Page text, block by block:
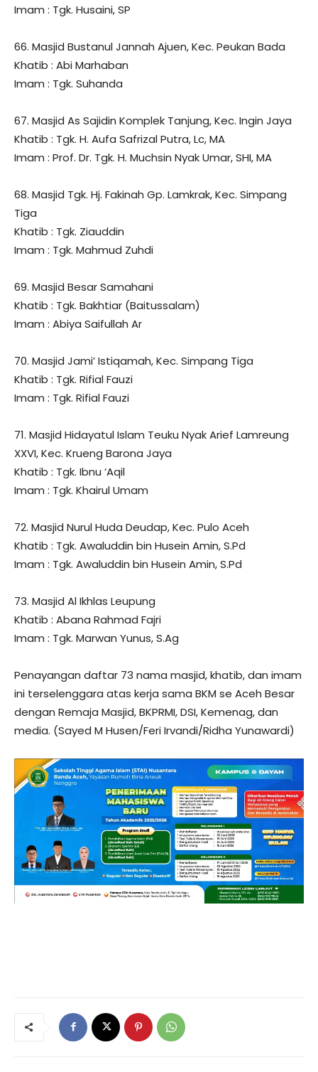
Imam : Tgk. Husaini, SP
66. Masjid Bustanul Jannah Ajuen, Kec. Peukan Bada
Khatib : Abi Marhaban
Imam : Tgk. Suhanda
67. Masjid As Sajidin Komplek Tanjung, Kec. Ingin Jaya
Khatib : Tgk. H. Aufa Safrizal Putra, Lc, MA
Imam : Prof. Dr. Tgk. H. Muchsin Nyak Umar, SHI, MA
68. Masjid Tgk. Hj. Fakinah Gp. Lamkrak, Kec. Simpang
Tiga
Khatib : Tgk. Ziauddin
Imam : Tgk. Mahmud Zuhdi
69. Masjid Besar Samahani
Khatib : Tgk. Bakhtiar (Baitussalam)
Imam : Abiya Saifullah Ar
70. Masjid Jami’ Istiqamah, Kec. Simpang Tiga
Khatib : Tgk. Rifial Fauzi
Imam : Tgk. Rifial Fauzi
71. Masjid Hidayatul Islam Teuku Nyak Arief Lamreung
XXVI, Kec. Krueng Barona Jaya
Khatib : Tgk. Ibnu ‘Aqil
Imam : Tgk. Khairul Umam
72. Masjid Nurul Huda Deudap, Kec. Pulo Aceh
Khatib : Tgk. Awaluddin bin Husein Amin, S.Pd
Imam : Tgk. Awaluddin bin Husein Amin, S.Pd
73. Masjid Al Ikhlas Leupung
Khatib : Abana Rahmad Fajri
Imam : Tgk. Marwan Yunus, S.Ag
Penayangan daftar 73 nama masjid, khatib, dan imam
ini terselenggara atas kerja sama BKM se Aceh Besar
dengan Remaja Masjid, BKPRMI, DSI, Kemenag, dan
media. (Sayed M Husen/Feri Irvandi/Ridha Yunawardi)